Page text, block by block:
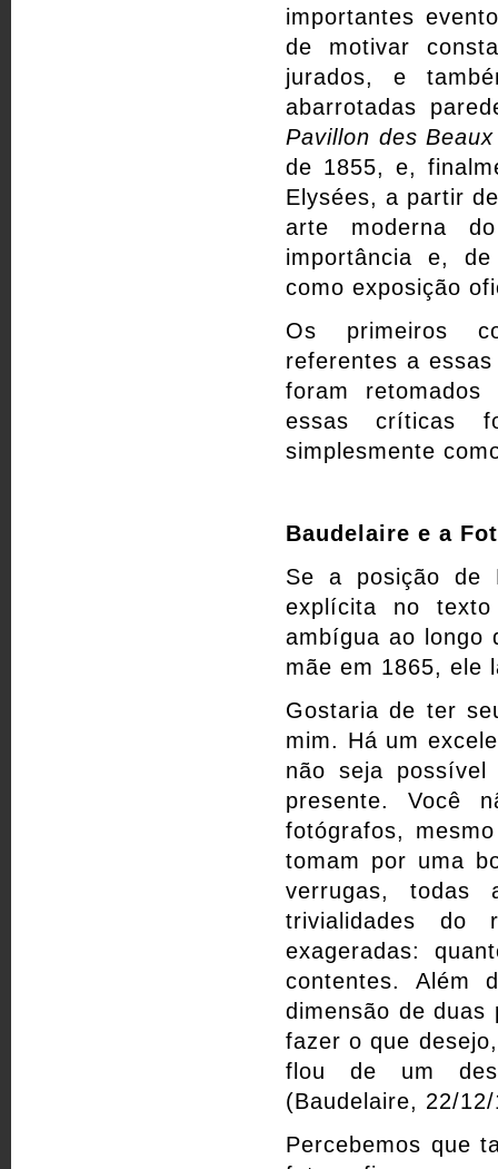
importantes
de motivar
jurados, e
abarrotadas
Pavillon des
de 1855, e,
Elysées, a partir
arte moderna
importância e,
como exposição
Os primeiros
referentes a
foram
essas críticas
simplesmente
Baudelaire e a
Se a posição de
explícita no
ambígua ao longo
mãe em 1865, ele
Gostaria de ter
mim. Há um
não seja possível
presente. Você
fotógrafos,
tomam por uma
verrugas,
trivialidades do
exageradas:
contentes. Além
dimensão de duas
fazer o que
flou de um
(Baudelaire, 22/
Percebemos que